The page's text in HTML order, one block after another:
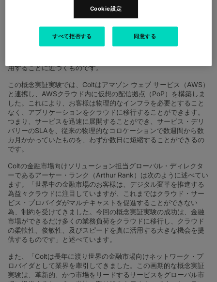
し、グローバルな金融市場の顧客向けに、マルチキャスト・デー
タのホスティングと配信の実行可能性を実証したことを発表しま
この概念実証実験は、リアルタイムの相場情報と取引アプリケー
ションの為のオン・デマンド化と自動化に向けた一歩であり、金
用することに近づくものです。
この概念実証実験では、Coltはアマゾン ウェブ サービス（AWS）
と連携し、AWSクラウド内に仮想の配信拠点（PoP）を構築しま
した。これにより、お客様は物理的なインフラを必要とすること
なく、アプリケーションをクラウドに移行することができます。
つまり、サービスを迅速に展開することができ、サービス・デリ
バリーのSLAを、従来の物理的なコロケーションで数週間から数
カ月かかっていたものを、わずか数日に短縮することができるの
です。
Coltの金融市場向けソリューション担当グローバル・ディレクタ
ーであるアーサー・ランク（Arthur Rank）は次のように述べてい
ます。「世界中の金融市場のお客様は、デジタル変革を推進する
為益々クラウドに注目していますが、これまではクラウド・サー
ビス・プロバイダがマルチキャストを促進することができない
為、制約を受けてきました。今回の概念実証実験の成功は、金融
市場ができるだけ多くの業務負荷をクラウドに移行し、クラウド
の柔軟性、俊敏性、及びスピードを真に活用する大きな機会を提
供するものです」と述べています。
また、「Coltは長年に渡り世界の金融市場向けネットワーク・プ
ロバイダとして業界を牽引してきました。この画期的な概念実証
実験は、革新的、かつ市場をリードするサービスをグローバル市
Cookie設定
すべて拒否する 同意する